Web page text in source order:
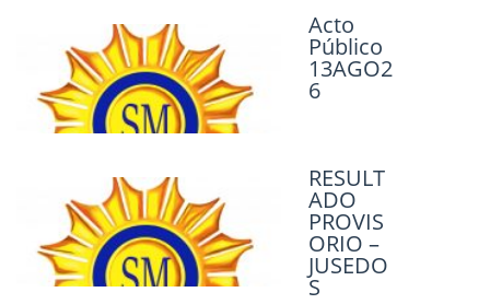
Acto
Público
13AGO2
6
RESULT
ADO
PROVIS
ORIO –
JUSEDO
S
ACTO PÚBLICO
16 abril, 2026
Convocatorias Docentes para cubrir
Horas y Cargos Suplentes, para los
14 abril, 2026
ACTO PÚBLICO – EL 07 DE ABRIL DE
2026 / 08:00HS – COBERTURA DE
HORAS SUPLENTES.